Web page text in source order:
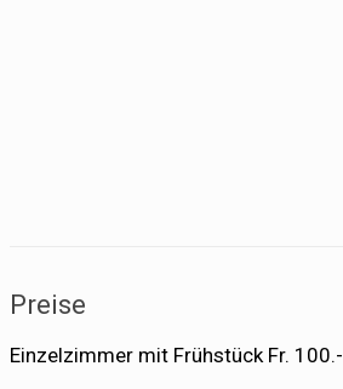
Preise
Einzelzimmer mit Frühstück Fr. 100.-